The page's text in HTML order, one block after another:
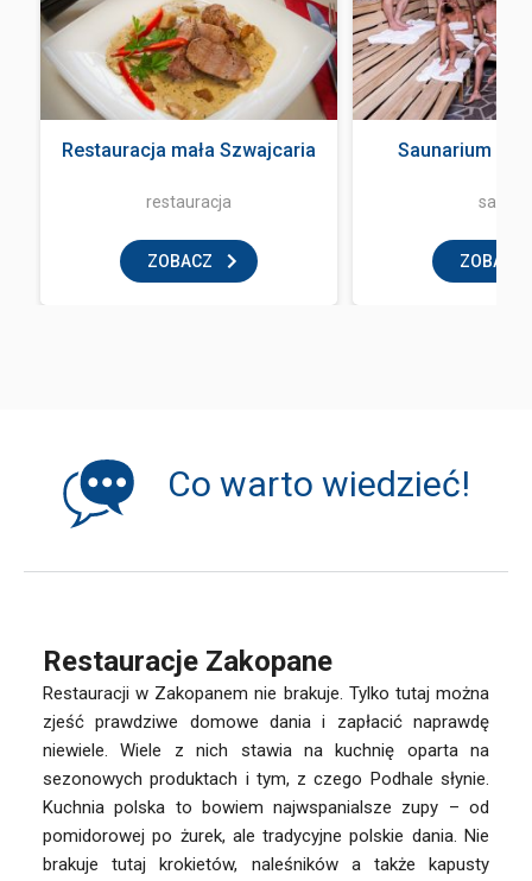
Restauracja mała Szwajcaria
restauracja
ZOBACZ
Saunarium
sauna
ZOBACZ
Co warto wiedzieć!
Restauracje Zakopane
Restauracji w Zakopanem nie brakuje. Tylko tutaj można
zjeść prawdziwe domowe dania i zapłacić naprawdę
niewiele. Wiele z nich stawia na kuchnię oparta na
sezonowych produktach i tym, z czego Podhale słynie.
Kuchnia polska to bowiem najwspanialsze zupy – od
pomidorowej po żurek, ale tradycyjne polskie dania. Nie
brakuje tutaj krokietów, naleśników a także kapusty